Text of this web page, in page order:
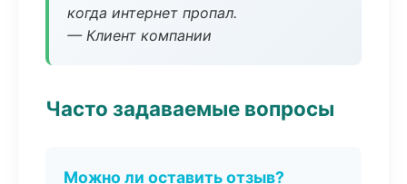
когда интернет пропал.
— Клиент компании
Часто задаваемые вопросы
Можно ли оставить отзыв?